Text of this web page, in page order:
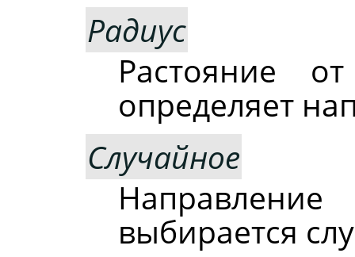
Радиус
Растояние
определяет
Случайное
выбирается